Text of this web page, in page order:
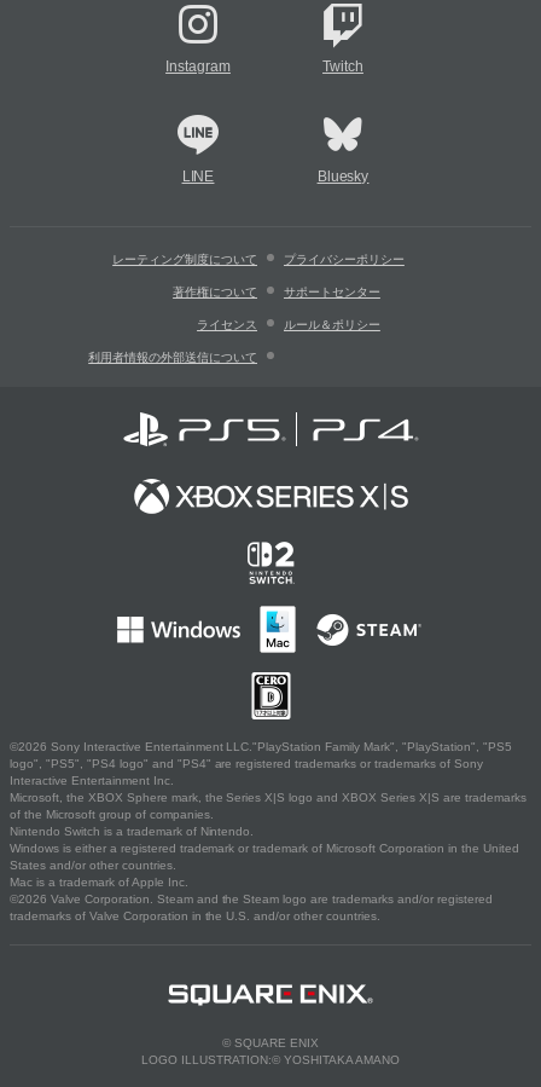
Instagram Twitch
LINE Bluesky
レーティング制度について プライバシーポリシー
著作権について サポートセンター
ライセンス ルール＆ポリシー
利用者情報の外部送信について
©2026 Sony Interactive Entertainment LLC."PlayStation Family Mark", "PlayStation", "PS5
logo", "PS5", "PS4 logo" and "PS4" are registered trademarks or trademarks of Sony
Interactive Entertainment Inc.
Microsoft, the XBOX Sphere mark, the Series X|S logo and XBOX Series X|S are trademarks
of the Microsoft group of companies.
Nintendo Switch is a trademark of Nintendo.
Windows is either a registered trademark or trademark of Microsoft Corporation in the United
States and/or other countries.
Mac is a trademark of Apple Inc.
©2026 Valve Corporation. Steam and the Steam logo are trademarks and/or registered
trademarks of Valve Corporation in the U.S. and/or other countries.
© SQUARE ENIX
LOGO ILLUSTRATION:© YOSHITAKA AMANO